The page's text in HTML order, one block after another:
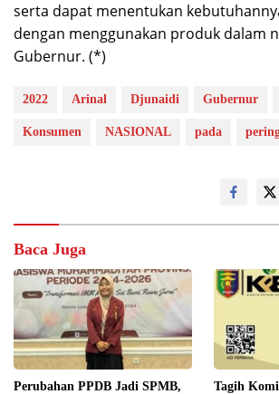
serta dapat menentukan
dengan menggunakan produk dalam
Gubernur. (*)
2022 Arinal Djunaidi Gubernur
Konsumen NASIONAL pada
Baca Juga
Perubahan PPDB Jadi SPMB,
Tagih